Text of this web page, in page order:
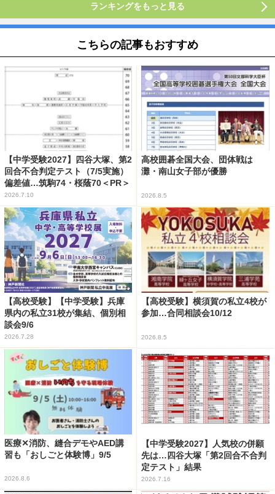
ランキングをもっと見る
こちらの記事もおすすめ
【中学受験2027】四谷大塚、第2
回合不合判定テスト（7/5実施）
偏差値…筑駒74・桜蔭70＜PR＞
2026.7.10
高校囲碁全国大会、団体戦は
灘・南山女子部が優勝
2026.8.5
【高校受験】【中学受験】兵庫
県内の私立31校が集結、個別相
談会9/6
2026.7.28
【高校受験】横須賀の私立4校が
参加…合同相談会10/12
2026.8.5
医療✕消防、縫合デモやAED講
習も「おしごと体験博」9/5
2026.8.6
【中学受験2027】人気校の併願
先は…四谷大塚「第2回合不合判
定テスト」結果
2026.7.16